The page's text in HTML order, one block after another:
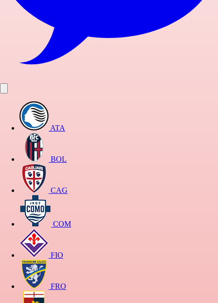
ATA
BOL
CAG
COM
FIO
FRO